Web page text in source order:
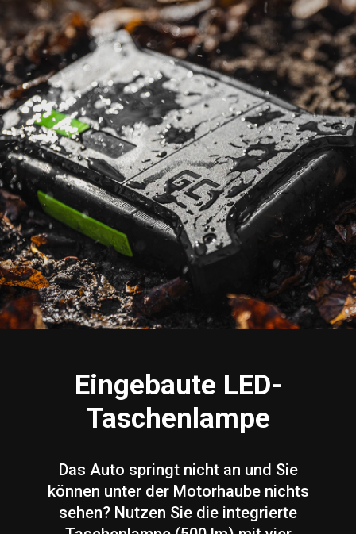
Eingebaute LED-
Taschenlampe
Das Auto springt nicht an und Sie
können unter der Motorhaube nichts
sehen? Nutzen Sie die integrierte